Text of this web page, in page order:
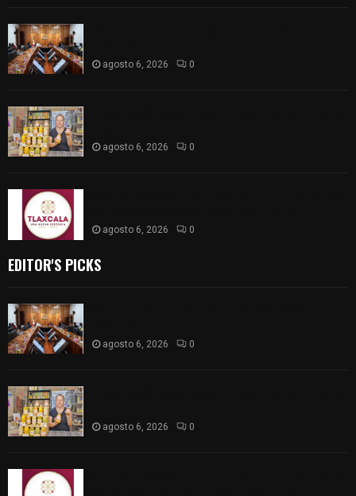
agosto 6, 2026 0
agosto 6, 2026 0
agosto 6, 2026 0
EDITOR'S PICKS
agosto 6, 2026 0
agosto 6, 2026 0